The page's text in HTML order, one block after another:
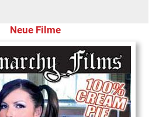
Neue Filme